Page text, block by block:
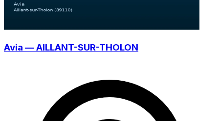
Avia — AILLANT-SUR-THOLON